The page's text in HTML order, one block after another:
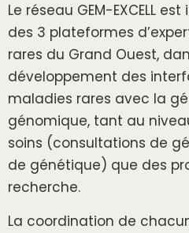
Le réseau GEM-EXCELL
des 3 plateformes
rares du Grand Ouest,
développement des
maladies rares avec la
génomique, tant au
soins (consultations de
de génétique) que des
recherche.
La coordination de